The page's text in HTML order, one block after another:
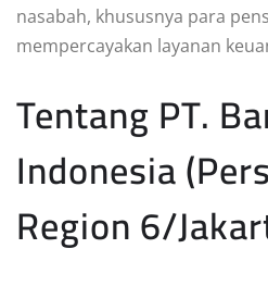
nasabah, khususnya para
mempercayakan layanan
Tentang PT.
Indonesia
Region 6/